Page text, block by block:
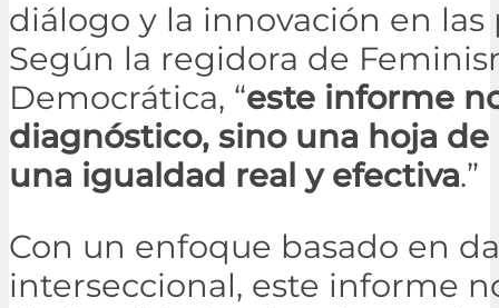
diálogo y la innovación en las
Según la regidora de
Democrática, “este informe
diagnóstico, sino una hoja
una igualdad real y efectiva.”
Con un enfoque basado en
interseccional, este informe